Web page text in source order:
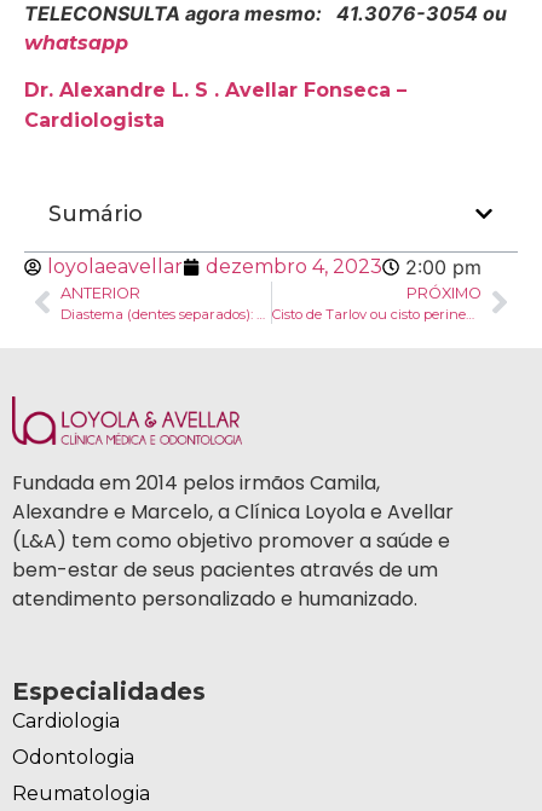
TELECONSULTA agora mesmo: 41.3076-3054 ou
whatsapp
Dr. Alexandre L. S . Avellar Fonseca –
Cardiologista
Sumário
loyolaeavellar dezembro 4, 2023 2:00 pm
ANTERIOR PRÓXIMO
Cisto de Tarlov ou cisto perineural: o que é, sintomas e tratamento
Fundada em 2014 pelos irmãos Camila,
Alexandre e Marcelo, a Clínica Loyola e Avellar
(L&A) tem como objetivo promover a saúde e
bem-estar de seus pacientes através de um
atendimento personalizado e humanizado.
Especialidades
Cardiologia
Odontologia
Reumatologia